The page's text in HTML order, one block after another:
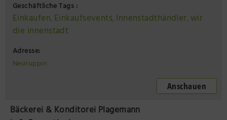
Geschäftliche Tags :
Einkaufen, Einkaufsevents, Innenstadthändler, wir
die innenstadt
Adresse:
Neuruppin
Anschauen
Bäckerei & Konditorei Plagemann